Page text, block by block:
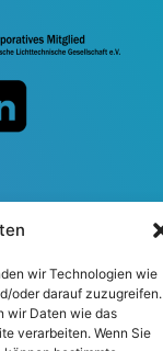
wir Technologien wie
oder darauf zuzugreifen.
wir Daten wie das
verarbeiten. Wenn Sie